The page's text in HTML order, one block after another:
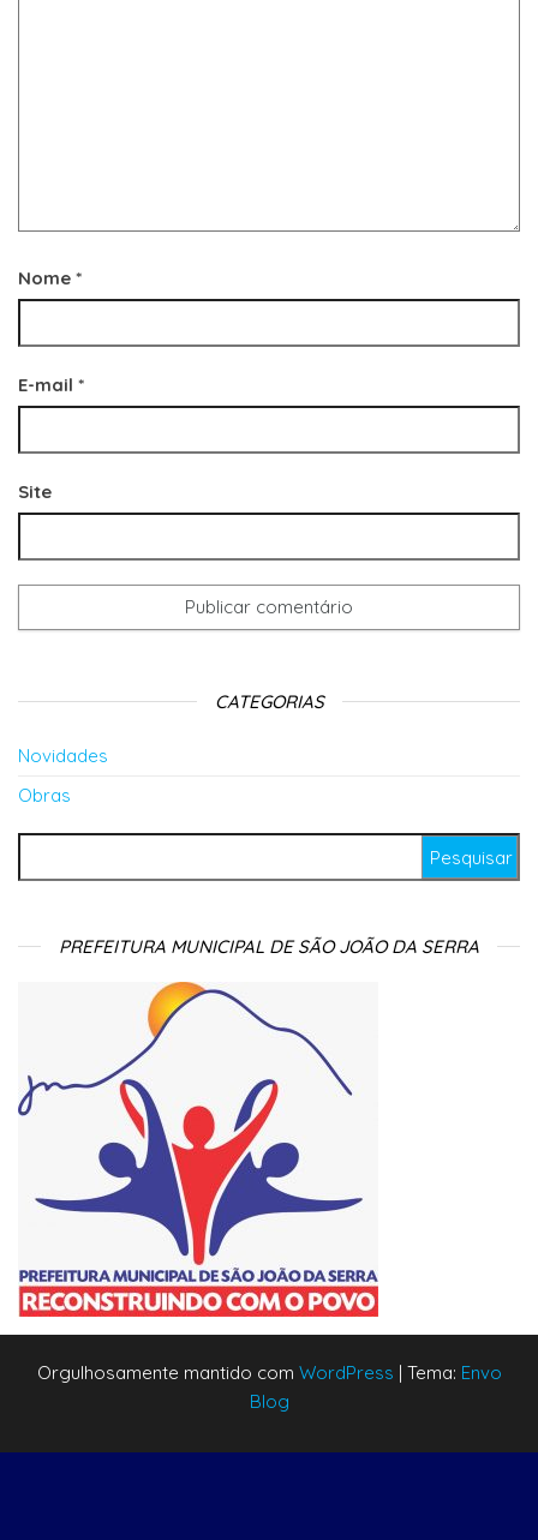
Nome *
E-mail *
Site
CATEGORIAS
Novidades
Obras
PREFEITURA MUNICIPAL DE SÃO JOÃO DA SERRA
Orgulhosamente mantido com WordPress | Tema: Envo
Blog